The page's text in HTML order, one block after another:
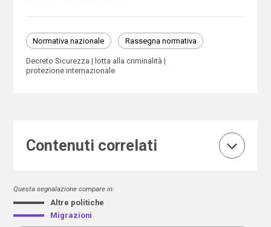
Normativa nazionale Rassegna normativa
Decreto Sicurezza
lotta alla criminalità
protezione internazionale
Contenuti correlati
Questa segnalazione compare in:
Altre politiche
Migrazioni